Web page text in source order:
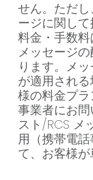
せん。ただ
ージに関し
料金・手数料
メッセージ
ります。メ
が適用され
様の料金プ
事業者にお
スト/RCS メ
用（携帯電
て、お客様が